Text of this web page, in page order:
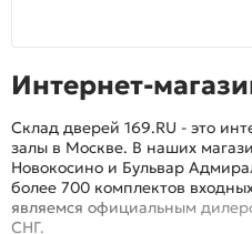
Интернет-
Склад дверей 169.RU - это
залы в Москве. В наших
Новокосино и Бульвар
более 700 комплектов
являемся официальным
СНГ.